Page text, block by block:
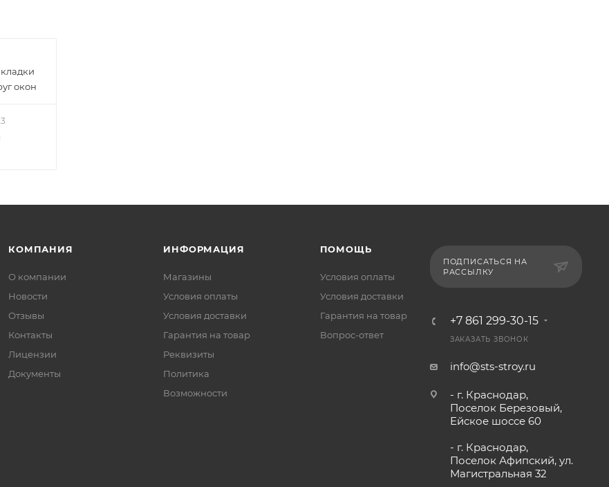
окон
КОМПАНИЯ
О компании
Новости
Отзывы
Контакты
Лицензии
Документы
ИНФОРМАЦИЯ
Магазины
Условия оплаты
Условия доставки
Гарантия на товар
Реквизиты
Политика
Возможности
ПОМОЩЬ
Условия оплаты
Условия доставки
Гарантия на товар
Вопрос-ответ
ПОДПИСАТЬСЯ НА
РАССЫЛКУ
+7 861 299-30-15
ЗАКАЗАТЬ ЗВОНОК
info@sts-stroy.ru
- г. Краснодар,
Поселок Березовый,
Ейское шоссе 60
- г. Краснодар,
Поселок Афипский, ул.
Магистральная 32